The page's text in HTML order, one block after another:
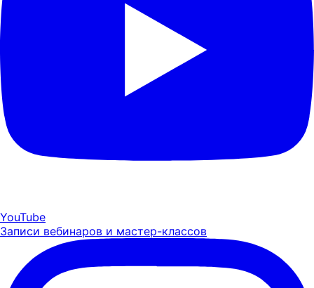
YouTube
Записи вебинаров и мастер-классов